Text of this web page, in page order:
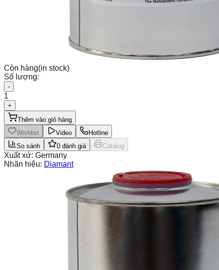
Còn hàng(in stock)
Số lượng:
-
1
+
Thêm vào giỏ hàng
Wishlist
Video
Hotline
So sánh
0 đánh giá Catalog
Xuất xứ: Germany
Nhãn hiệu: Diamant